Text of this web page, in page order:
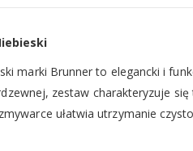
marki Brunner to elegancki i
zestaw charakteryzuje
ułatwia utrzymanie